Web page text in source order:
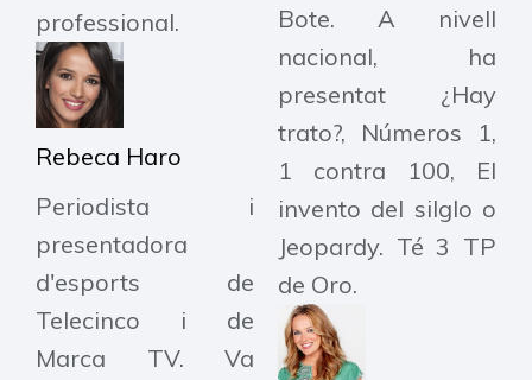
professional.​
Rebeca Haro
Periodista i
presentadora
d'esports de
Telecinco i de
Marca TV. Va
Bote. A nivell
nacional, ha
presentat ¿Hay
trato?, Números 1,
1 contra 100, El
invento del silglo o
Jeopardy. Té 3 TP
de Oro.